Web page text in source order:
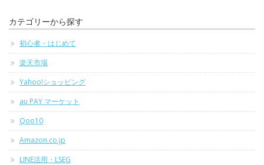
カテゴリーから探す
初心者・はじめて
楽天市場
Yahoo!ショッピング
au PAY マーケット
Qoo10
Amazon.co.jp
LINE活用・LSEG